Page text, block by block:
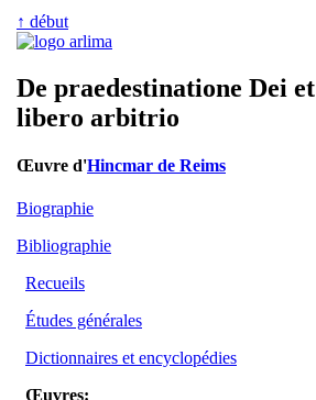
↑ début
De praedestinatione Dei et
libero arbitrio
Œuvre d'Hincmar de Reims
Biographie
Bibliographie
Recueils
Études générales
Dictionnaires et encyclopédies
Œuvres: